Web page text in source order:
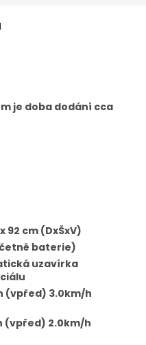
je doba dodání cca
92 cm (DxŠxV)
baterie)
uzavírka
(vpřed) 3.0km/h
(vpřed) 2.0km/h